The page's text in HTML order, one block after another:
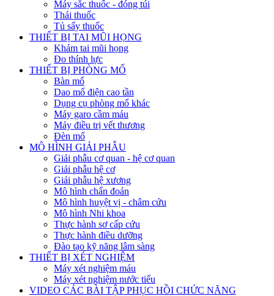
Máy sắc thuốc - đóng túi
Thái thuốc
Tủ sấy thuốc
THIẾT BỊ TAI MŨI HỌNG
Khám tai mũi họng
Đo thính lực
THIẾT BỊ PHÒNG MỔ
Bàn mổ
Dao mổ điện cao tần
Dụng cụ phòng mổ khác
Máy garo cầm máu
Máy điều trị vết thương
Đèn mổ
MÔ HÌNH GIẢI PHẪU
Giải phẫu cơ quan - hệ cơ quan
Giải phẫu hệ cơ
Giải phẫu hệ xương
Mô hình chẩn đoán
Mô hình huyệt vị - châm cứu
Mô hình Nhi khoa
Thực hành sơ cấp cứu
Thực hành điều dưỡng
Đào tạo kỹ năng lâm sàng
THIẾT BỊ XÉT NGHIỆM
Máy xét nghiệm máu
Máy xét nghiệm nước tiểu
VIDEO CÁC BÀI TẬP PHỤC HỒI CHỨC NĂNG